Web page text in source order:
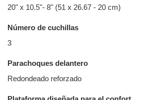
20" x 10.5"- 8" (51 x 26.67 - 20 cm)
Número de cuchillas
3
Parachoques delantero
Redondeado reforzado